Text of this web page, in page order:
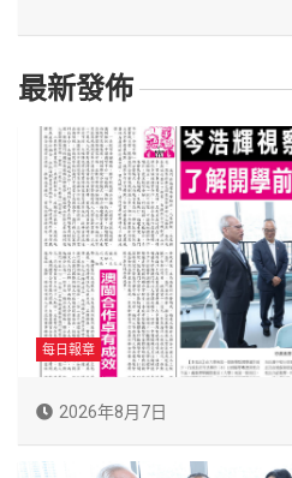
最新發佈
每日報章
2026年8月7日